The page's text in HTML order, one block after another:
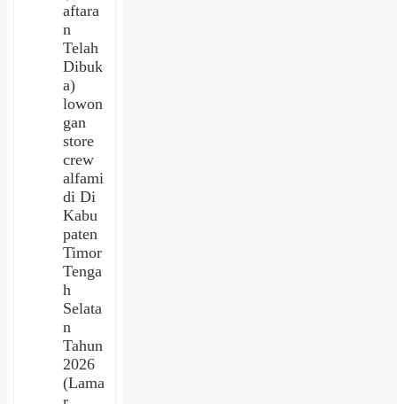
aftara
n
Telah
Dibuk
a)
lowon
gan
store
crew
alfami
di Di
Kabu
paten
Timor
Tenga
h
Selata
n
Tahun
2026
(Lama